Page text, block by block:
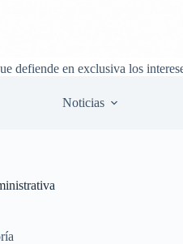
defiende en exclusiva los
Noticias